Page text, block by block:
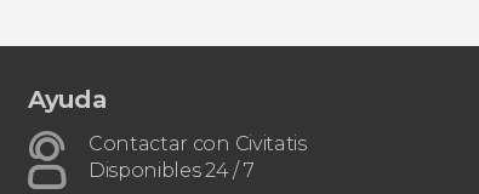
Ayuda
Contactar con Civitatis
Disponibles 24 / 7